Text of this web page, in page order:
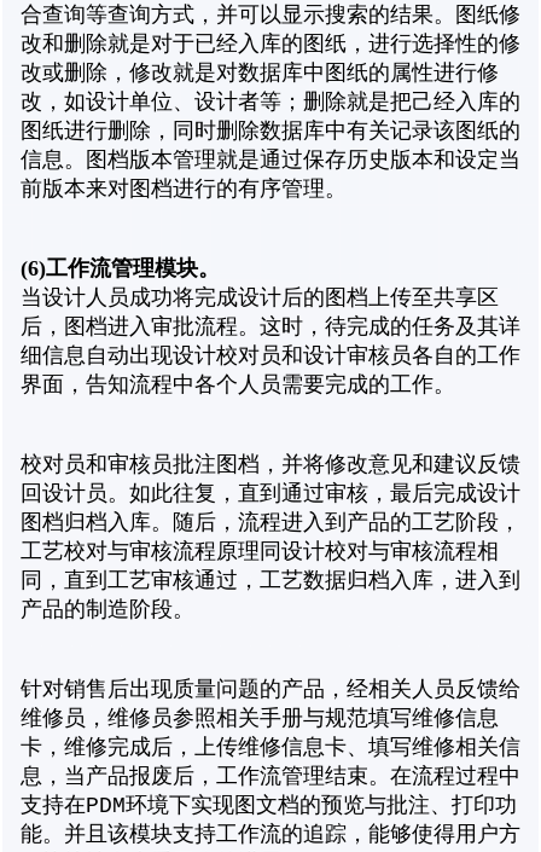
合查询等查询方式，并可以显示搜索的结果。图纸修
改和删除就是对于已经入库的图纸，进行选择性的修
改或删除，修改就是对数据库中图纸的属性进行修
改，如设计单位、设计者等；删除就是把己经入库的
图纸进行删除，同时删除数据库中有关记录该图纸的
信息。图档版本管理就是通过保存历史版本和设定当
前版本来对图档进行的有序管理。
(6)工作流管理模块。
当设计人员成功将完成设计后的图档上传至共享区
后，图档进入审批流程。这时，待完成的任务及其详
细信息自动出现设计校对员和设计审核员各自的工作
界面，告知流程中各个人员需要完成的工作。
校对员和审核员批注图档，并将修改意见和建议反馈
回设计员。如此往复，直到通过审核，最后完成设计
图档归档入库。随后，流程进入到产品的工艺阶段，
工艺校对与审核流程原理同设计校对与审核流程相
同，直到工艺审核通过，工艺数据归档入库，进入到
产品的制造阶段。
针对销售后出现质量问题的产品，经相关人员反馈给
维修员，维修员参照相关手册与规范填写维修信息
卡，维修完成后，上传维修信息卡、填写维修相关信
息，当产品报废后，工作流管理结束。在流程过程中
支持在PDM环境下实现图文档的预览与批注、打印功
能。并且该模块支持工作流的追踪，能够使得用户方